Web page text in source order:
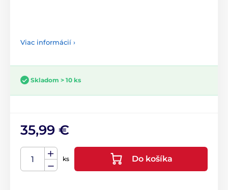
Viac informácií ›
Skladom > 10 ks
35,99 €
ks Do košíka